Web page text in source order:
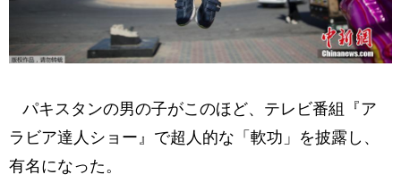
パキスタンの男の子がこのほど、テレビ番組『ア
ラビア達人ショー』で超人的な「軟功」を披露し、
有名になった。